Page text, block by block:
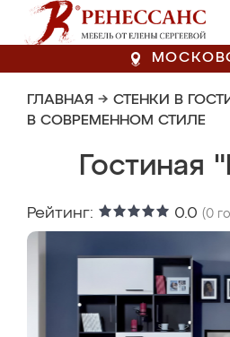
ГЛАВНАЯ → СТЕНКИ В
В СОВРЕМЕННОМ СТИЛЕ
Гостиная
Рейтинг: 0.0 (0